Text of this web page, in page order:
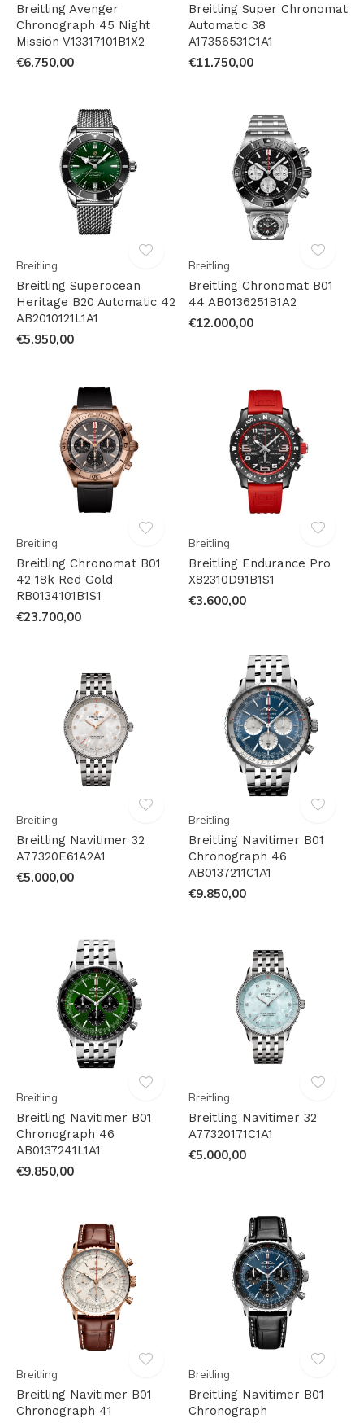
Breitling Avenger
Chronograph 45 Night
Mission V13317101B1X2
€6.750,00
Breitling Super Chronomat
Automatic 38
A17356531C1A1
€11.750,00
Breitling
Breitling Superocean
Heritage B20 Automatic 42
AB2010121L1A1
€5.950,00
Breitling
Breitling Chronomat B01
44 AB0136251B1A2
€12.000,00
Breitling
Breitling Chronomat B01
42 18k Red Gold
RB0134101B1S1
€23.700,00
Breitling
Breitling Endurance Pro
X82310D91B1S1
€3.600,00
Breitling
Breitling Navitimer 32
A77320E61A2A1
€5.000,00
Breitling
Breitling Navitimer B01
Chronograph 46
AB0137211C1A1
€9.850,00
Breitling
Breitling Navitimer B01
Chronograph 46
AB0137241L1A1
€9.850,00
Breitling
Breitling Navitimer 32
A77320171C1A1
€5.000,00
Breitling
Breitling Navitimer B01
Chronograph 41
Breitling
Breitling Navitimer B01
Chronograph